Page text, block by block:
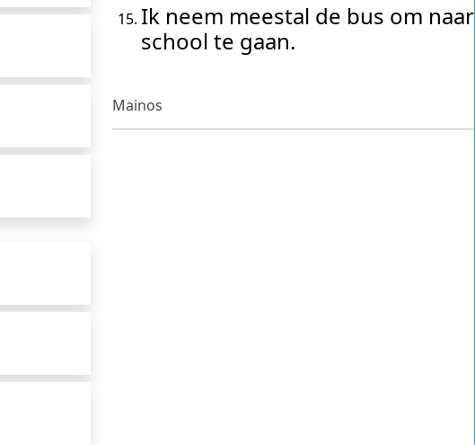
Ik neem meestal de bus om naar
school te gaan.
Mainos